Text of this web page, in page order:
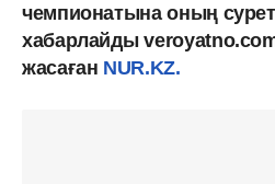
чемпионатына оның
хабарлайды
жасаған NUR.KZ.